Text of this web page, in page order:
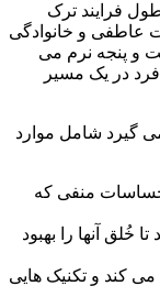
فرایند ترک
عاطفی و خانوادگی
و پنجه نرم می
در یک مسیر
گیرد شامل موارد
منفی که
خُلق آنها را بهبود
می کند و تکنیک هایی